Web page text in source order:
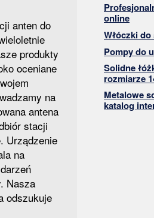
anten do
produkty
oceniane
na
antena
stacji
Urządzenie
na
Nasza
odszukuje
online
Włóczki
Pompy do
Solidne
rozmiarze
Metalowe
katalog